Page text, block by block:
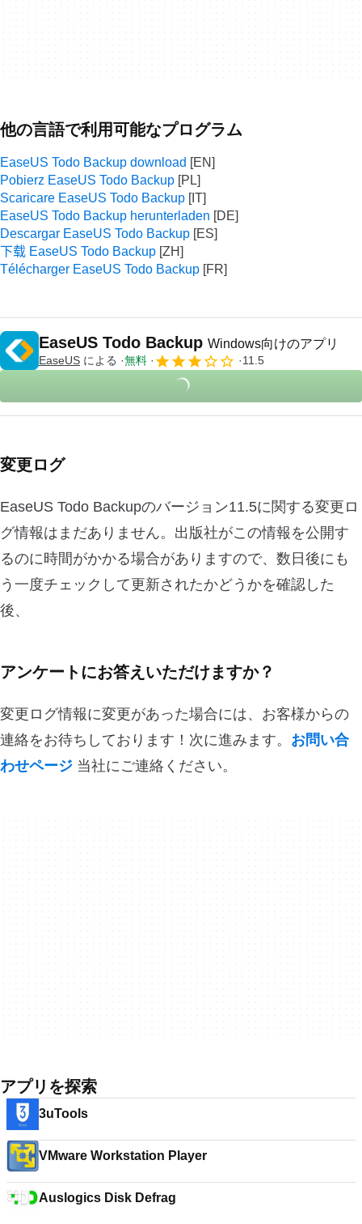
他の言語で利用可能なプログラム
EaseUS Todo Backup download
Pobierz EaseUS Todo Backup
Scaricare EaseUS Todo Backup
EaseUS Todo Backup herunterladen
Descargar EaseUS Todo Backup
下载 EaseUS Todo Backup
Télécharger EaseUS Todo Backup
EaseUS Todo Backup Windows向けのアプリ
EaseUS による 無料 11.5
変更ログ
EaseUS Todo Backupのバージョン11.5に関する変更ロ
グ情報はまだありません。出版社がこの情報を公開す
るのに時間がかかる場合がありますので、数日後にも
う一度チェックして更新されたかどうかを確認した
後、
アンケートにお答えいただけますか？
変更ログ情報に変更があった場合には、お客様からの
連絡をお待ちしております！次に進みます。 お問い合
わせページ 当社にご連絡ください。
アプリを探索
3uTools
VMware Workstation Player
Auslogics Disk Defrag